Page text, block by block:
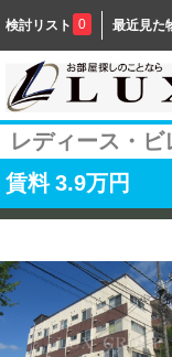
検討リスト 0 最近見た
レディース・
賃料 3.9万円